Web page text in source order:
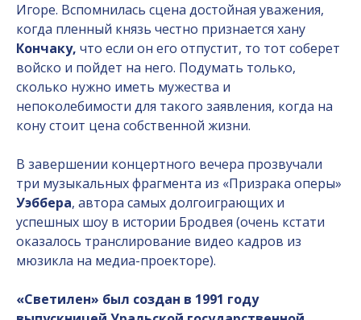
Игоре. Вспомнилась сцена достойная уважения,
когда пленный князь честно признается хану
Кончаку, что если он его отпустит, то тот соберет
войско и пойдет на него. Подумать только,
сколько нужно иметь мужества и
непоколебимости для такого заявления, когда на
кону стоит цена собственной жизни.
В завершении концертного вечера прозвучали
три музыкальных фрагмента из «Призрака оперы»
Уэббера, автора самых долгоиграющих и
успешных шоу в истории Бродвея (очень кстати
оказалось транслирование видео кадров из
мюзикла на медиа-проекторе).
«Светилен» был создан в 1991 году